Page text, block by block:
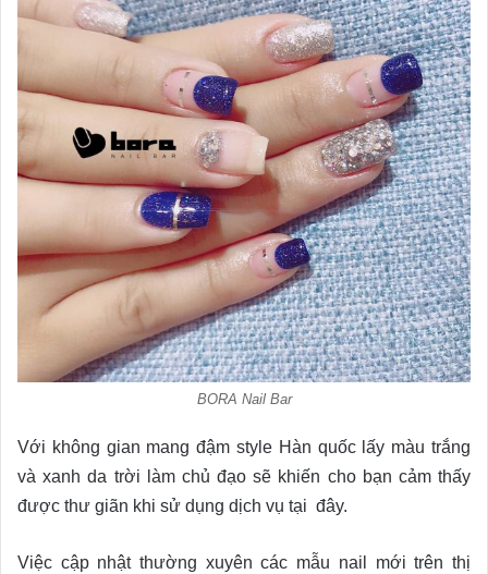
BORA Nail Bar
Với không gian mang đậm style Hàn quốc lấy màu trắng
và xanh da trời làm chủ đạo sẽ khiến cho bạn cảm thấy
được thư giãn khi sử dụng dịch vụ tại đây.
Việc cập nhật thường xuyên các mẫu nail mới trên thị